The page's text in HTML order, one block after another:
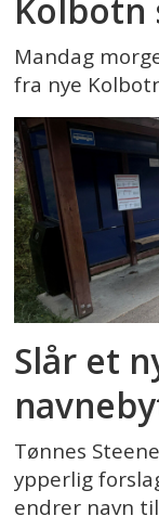
Kolbotn
Mandag
fra nye
Slår et
Tønnes
ypperlig
endrer navn